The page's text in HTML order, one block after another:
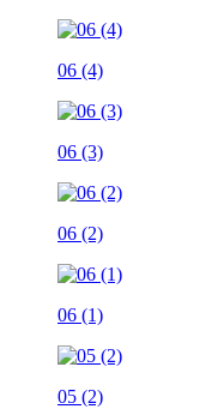
06 (4)
06 (3)
06 (2)
06 (1)
05 (2)